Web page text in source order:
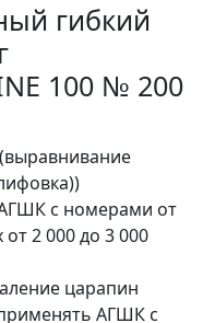
гибкий
100 № 200
с номерами от
2 000 до 3 000
царапин
АГШК с